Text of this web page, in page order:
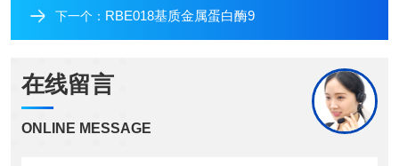
下一个： RBE018基质金属蛋白酶9
在线留言
ONLINE MESSAGE